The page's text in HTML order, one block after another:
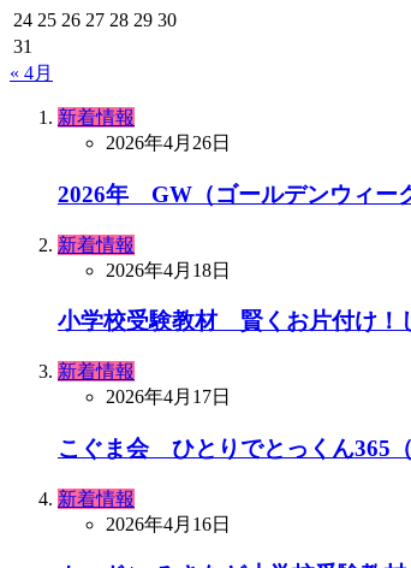
24 25 26 27 28 29 30
31
« 4月
新着情報
2026年4月26日
2026年 GW（ゴールデンウィー
新着情報
2026年4月18日
小学校受験教材 賢くお片付け
新着情報
2026年4月17日
こぐま会 ひとりでとっくん365
新着情報
2026年4月16日